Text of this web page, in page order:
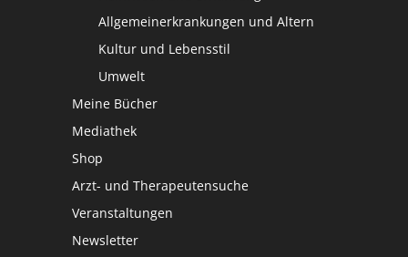
Allgemeinerkrankungen und Altern
Kultur und Lebensstil
Umwelt
Meine Bücher
Mediathek
Shop
Arzt- und Therapeutensuche
Veranstaltungen
Newsletter